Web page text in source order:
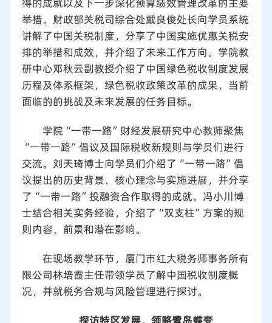
举措。财政部关税司综合处戴良俊处长向学员系统
讲解了中国关税制度，分享了中国实施优惠关税安
排的举措和成效，并介绍了未来工作方向。学院教
研中心邓秋云副教授介绍了中国绿色税收制度发展
历程及体系框架，绿色税收政策改革的成果，当前
面临的的挑战及未来发展的任务目标。
学院“一带一路”财经发展研究中心教师聚焦
“一带一路”倡议及国际税收新规则与学员们进行
交流。刘天琦博士向学员们介绍了“一带一路”倡
议提出的历史背景、核心理念与实施进展，并分享
了“一带一路”投融资合作取得的成就。冯小川博
士结合相关实务经验，介绍了“双支柱”方案的规
则内容、前景和潜在影响。
在现场教学环节，厦门市红大税务师事务所有
限公司林培霞主任带领学员了解中国税收制度概
况，并就税务合规与风险管理进行探讨。